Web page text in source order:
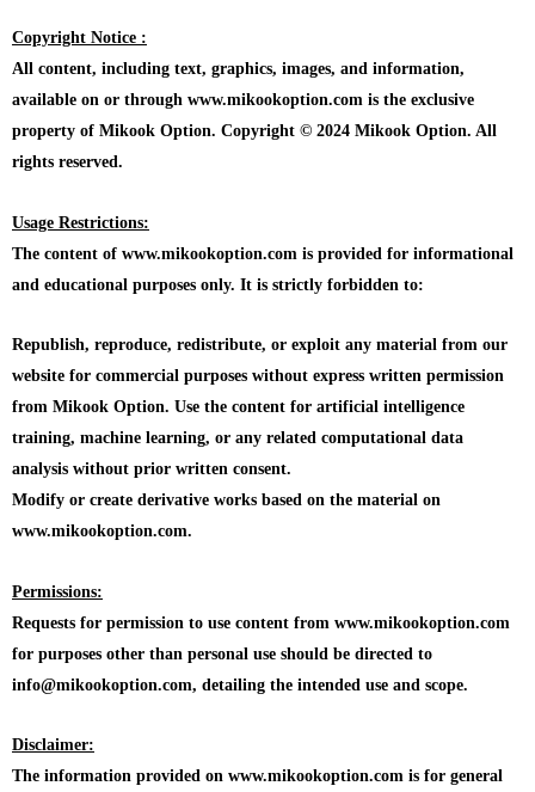
Copyright Notice :
All content, including text, graphics, images, and information,
available on or through www.mikookoption.com is the exclusive
property of Mikook Option. Copyright © 2024 Mikook Option. All
rights reserved.
Usage Restrictions:
The content of www.mikookoption.com is provided for informational
and educational purposes only. It is strictly forbidden to:
Republish, reproduce, redistribute, or exploit any material from our
website for commercial purposes without express written permission
from Mikook Option. Use the content for artificial intelligence
training, machine learning, or any related computational data
analysis without prior written consent.
Modify or create derivative works based on the material on
www.mikookoption.com.
Permissions:
Requests for permission to use content from www.mikookoption.com
for purposes other than personal use should be directed to
info@mikookoption.com, detailing the intended use and scope.
Disclaimer:
The information provided on www.mikookoption.com is for general